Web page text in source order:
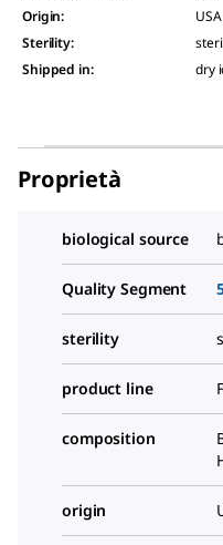
Origin:
Sterility:
Shipped in: dry
Proprietà
biological source
Quality Segment
sterility
product line
composition
origin